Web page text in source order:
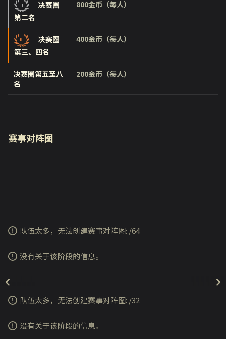
决赛圈
第二名
800金币（每人）
决赛圈
第三、四名
400金币（每人）
决赛圈第五至八
名
200金币（每人）
赛事对阵图
队伍太多，无法创建赛事对阵图: /64
没有关于该阶段的信息。
队伍太多，无法创建赛事对阵图: /32
没有关于该阶段的信息。